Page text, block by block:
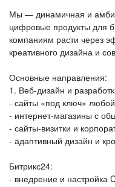
Мы — динамичная и
цифровые продукты для
компаниям расти через
креативного дизайна и
Основные направления:
1. Веб‑дизайн и
- сайты «под ключ»
- интернет‑магазины с
- сайты‑визитки и
- адаптивный дизайн и
Битрикс24:
- внедрение и настройка